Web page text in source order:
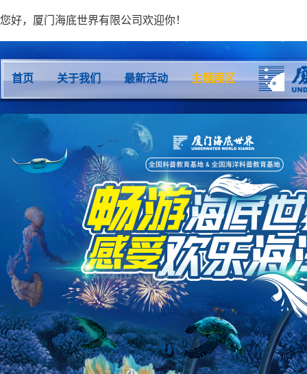
您好，厦门海底世界有限公司欢迎你！
首页 关于我们 最新活动 主题展区